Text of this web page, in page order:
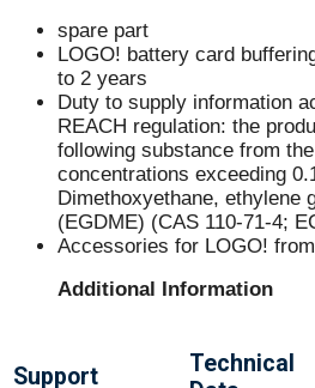
spare part
LOGO! battery card
to 2 years
Duty to supply information
REACH regulation: the
following substance from
concentrations exceeding
Dimethoxyethane, ethylene
(EGDME) (CAS 110-71-4;
Accessories for LOGO!
Additional Information
Support
Technical